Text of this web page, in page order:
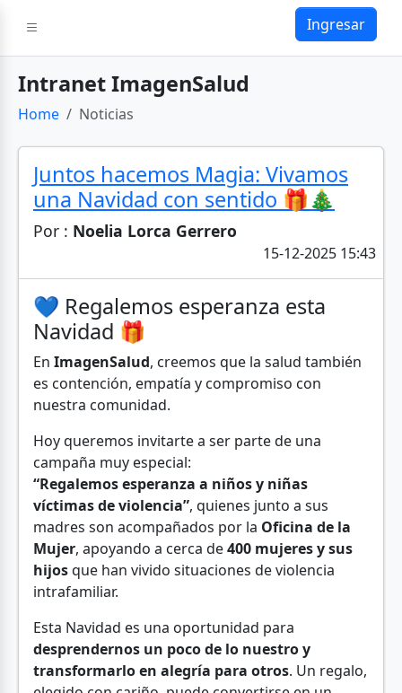
Ingresar
Intranet ImagenSalud
Home Noticias
Juntos hacemos Magia: Vivamos
una Navidad con sentido 🎁🎄
Por : Noelia Lorca Gerrero
15-12-2025 15:43
💙 Regalemos esperanza esta
Navidad 🎁
En ImagenSalud, creemos que la salud también
es contención, empatía y compromiso con
nuestra comunidad.
Hoy queremos invitarte a ser parte de una
campaña muy especial:
“Regalemos esperanza a niños y niñas
víctimas de violencia”, quienes junto a sus
madres son acompañados por la Oficina de la
Mujer, apoyando a cerca de400 mujeres y sus
hijosque han vivido situaciones de violencia
intrafamiliar.
Esta Navidad es una oportunidad para
desprendernos un poco de lo nuestro y
transformarlo en alegría para otros. Un regalo,